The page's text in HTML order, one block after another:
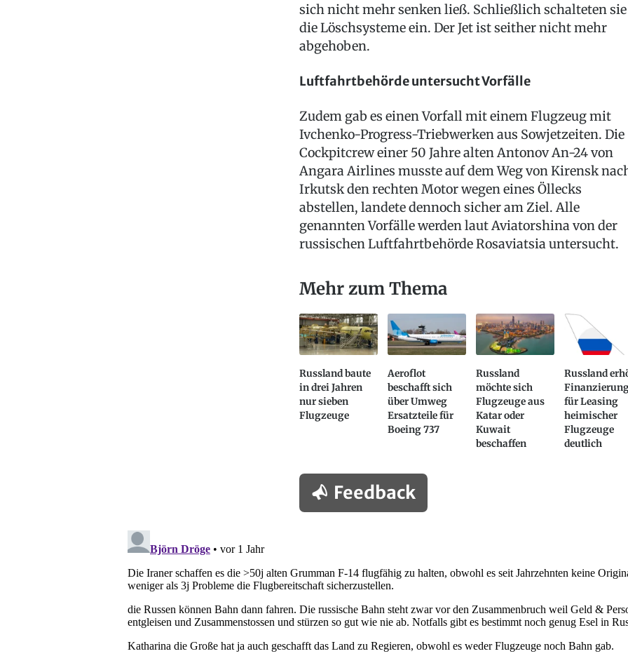
sich nicht mehr senken ließ. Schließlich schalteten sie
die Löschsysteme ein. Der Jet ist seither nicht mehr
abgehoben.
Luftfahrtbehörde untersucht Vorfälle
Zudem gab es einen Vorfall mit einem Flugzeug mit
Ivchenko-Progress-Triebwerken aus Sowjetzeiten. Die
Cockpitcrew einer 50 Jahre alten Antonov An-24 von
Angara Airlines musste auf dem Weg von Kirensk
Irkutsk den rechten Motor wegen eines Öllecks
abstellen, landete dennoch sicher am Ziel. Alle
genannten Vorfälle werden laut Aviatorshina von der
russischen Luftfahrtbehörde Rosaviatsia untersucht.
Mehr zum Thema
Russland baute
in drei Jahren
nur sieben
Flugzeuge
Aeroflot
beschafft sich
über Umweg
Ersatzteile für
Boeing 737
Russland
möchte sich
Flugzeuge aus
Katar oder
Kuwait
beschaffen
Russland
für Leasing
heimischer
Flugzeuge
deutlich
Feedback